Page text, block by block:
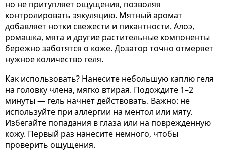
но не притупляет ощущения, позволяя
контролировать эякуляцию. Мятный аромат
добавляет нотки свежести и пикантности. Алоэ,
ромашка, мята и другие растительные компоненты
бережно заботятся о коже. Дозатор точно отмеряет
нужное количество геля.
Как использовать? Нанесите небольшую каплю геля
на головку члена, мягко втирая. Подождите 1–2
минуты — гель начнет действовать. Важно: не
используйте при аллергии на ментол или мяту.
Избегайте попадания в глаза или на поврежденную
кожу. Первый раз нанесите немного, чтобы
проверить ощущения.